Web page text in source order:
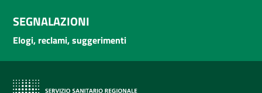
SEGNALAZIONI
Elogi, reclami, suggerimenti